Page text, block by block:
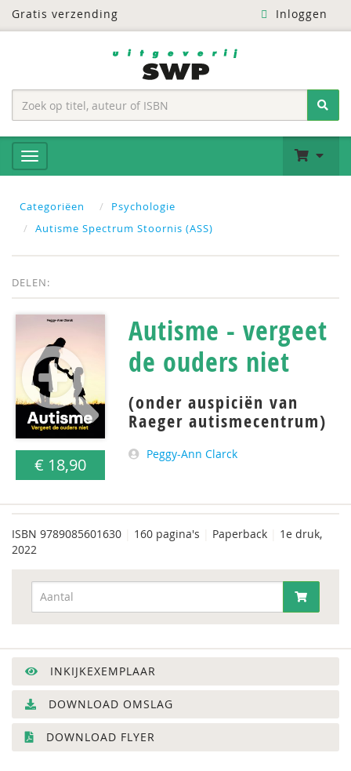
Gratis verzending Inloggen
Categoriëen
Psychologie
Autisme Spectrum Stoornis (ASS)
DELEN:
€ 18,90
Autisme - vergeet
de ouders niet
(onder auspiciën van
Raeger autismecentrum)
Peggy-Ann Clarck
ISBN 9789085601630 160 pagina's Paperback
1e druk,
2022
INKIJKEXEMPLAAR
DOWNLOAD OMSLAG
DOWNLOAD FLYER